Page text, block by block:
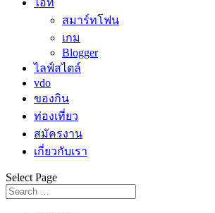
ไอที
สมาร์ทโฟน
เกม
Blogger
ไลฟ์สไตล์
vdo
ของกิน
ท่องเที่ยว
สมัครงาน
เกี่ยวกับเรา
Select Page